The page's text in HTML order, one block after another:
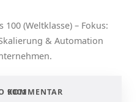
(Weltklasse) – Fokus:
& Automation
9001
KOMMENTAR